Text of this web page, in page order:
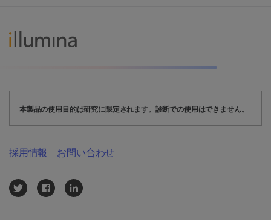
本製品の使用目的は研究に限定されます。診断での使用はできません。
採用情報 お問い合わせ